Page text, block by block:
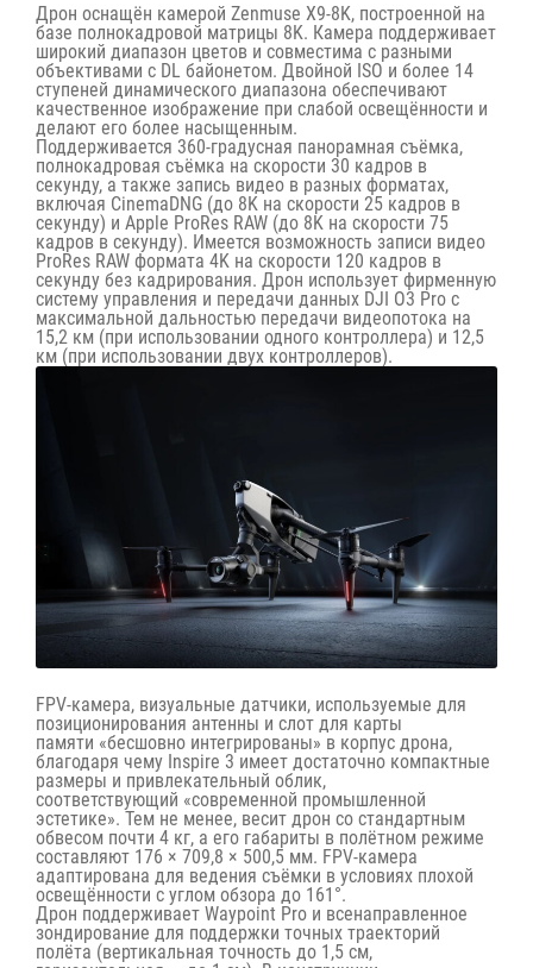
Дрон оснащён камерой Zenmuse X9-8K, построенной на
базе полнокадровой матрицы 8K. Камера поддерживает
широкий диапазон цветов и совместима с разными
объективами с DL байонетом. Двойной ISO и более 14
ступеней динамического диапазона обеспечивают
качественное изображение при слабой освещённости и
делают его более насыщенным.
Поддерживается 360-градусная панорамная съёмка,
полнокадровая съёмка на скорости 30 кадров в
секунду, а также запись видео в разных форматах,
включая CinemaDNG (до 8K на скорости 25 кадров в
секунду) и Apple ProRes RAW (до 8K на скорости 75
кадров в секунду). Имеется возможность записи видео
ProRes RAW формата 4K на скорости 120 кадров в
секунду без кадрирования. Дрон использует фирменную
систему управления и передачи данных DJI O3 Pro с
максимальной дальностью передачи видеопотока на
15,2 км (при использовании одного контроллера) и 12,5
км (при использовании двух контроллеров).
FPV-камера, визуальные датчики, используемые для
позиционирования антенны и слот для карты
памяти «бесшовно интегрированы» в корпус дрона,
благодаря чему Inspire 3 имеет достаточно компактные
размеры и привлекательный облик,
соответствующий «современной промышленной
эстетике». Тем не менее, весит дрон со стандартным
обвесом почти 4 кг, а его габариты в полётном режиме
составляют 176 × 709,8 × 500,5 мм. FPV-камера
адаптирована для ведения съёмки в условиях плохой
освещённости с углом обзора до 161°.
Дрон поддерживает Waypoint Pro и всенаправленное
зондирование для поддержки точных траекторий
полёта (вертикальная точность до 1,5 см,